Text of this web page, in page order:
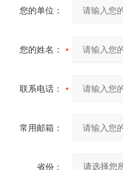
您的单位：
您的姓名：
联系电话：
常用邮箱：
省份：